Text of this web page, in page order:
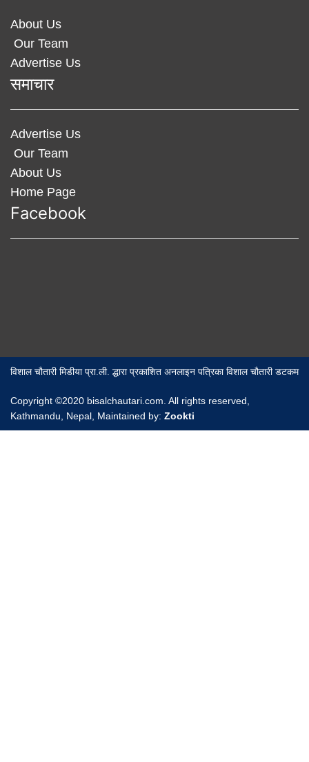
About Us
Our Team
Advertise Us
समाचार
Advertise Us
Our Team
About Us
Home Page
Facebook
विशाल चौतारी मिडीया प्रा.ली. द्धारा प्रकाशित अनलाइन पत्रिका विशाल चौतारी डटकम
Copyright ©2020 bisalchautari.com. All rights reserved,
Kathmandu, Nepal, Maintained by: Zookti